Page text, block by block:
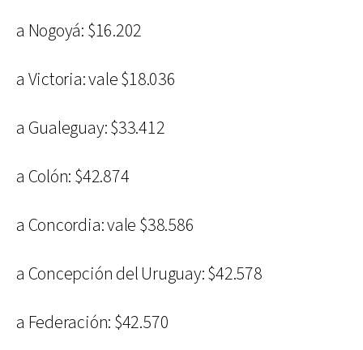
a Nogoyá: $16.202
a Victoria: vale $18.036
a Gualeguay: $33.412
a Colón: $42.874
a Concordia: vale $38.586
a Concepción del Uruguay: $42.578
a Federación: $42.570